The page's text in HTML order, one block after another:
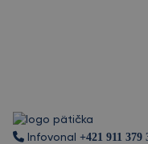
Infovonal +421 911 379